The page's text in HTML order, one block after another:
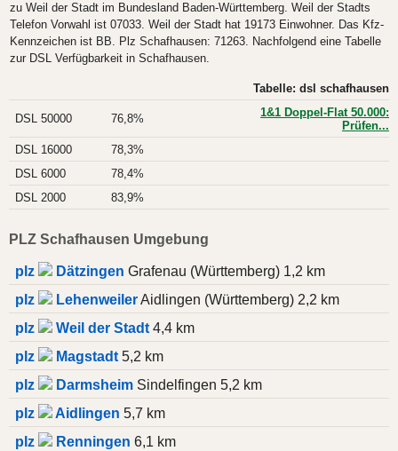
zu Weil der Stadt im Bundesland Baden-Württemberg. Weil der Stadts
Telefon Vorwahl ist 07033. Weil der Stadt hat 19173 Einwohner. Das Kfz-
Kennzeichen ist BB. Plz Schafhausen: 71263. Nachfolgend eine Tabelle
zur DSL Verfügbarkeit in Schafhausen.
Tabelle: dsl schafhausen
DSL 50000 76,8%
1&1 Doppel-Flat 50.000:
Prüfen...
DSL 16000
78,3%
DSL 6000
78,4%
DSL 2000
83,9%
PLZ Schafhausen Umgebung
plz Dätzingen Grafenau (Württemberg) 1,2 km
plz
LehenweilerAidlingen (Württemberg) 2,2 km
plz
Weil der Stadt 4,4 km
plz
Magstadt 5,2 km
plz
Darmsheim Sindelfingen 5,2 km
plz
Aidlingen 5,7 km
plz
Renningen 6,1 km